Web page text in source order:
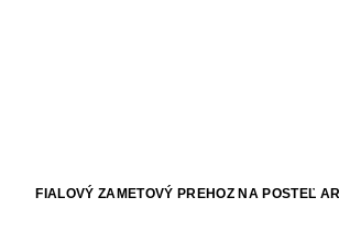
FIALOVÝ ZAMETOVÝ PREHOZ NA POSTEĽ